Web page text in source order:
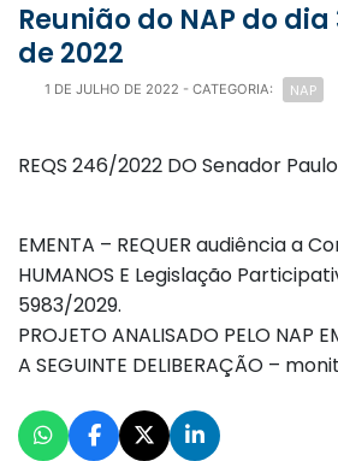
Reunião do NAP do dia 30 de junho
de 2022
1 DE JULHO DE 2022 - CATEGORIA: NAP
REQS 246/2022 DO Senador
EMENTA – REQUER audiência a
HUMANOS E Legislação
5983/2029.
PROJETO ANALISADO PELO NAP
A SEGUINTE DELIBERAÇÃO –